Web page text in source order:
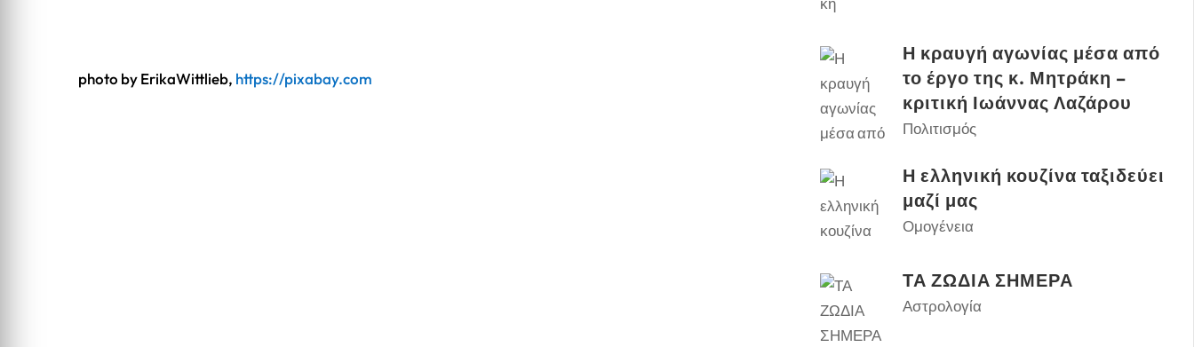
photo byErikaWittlieb, https://pixabay.com
Η κραυγή αγωνίας μέσα από
το έργο της κ. Μητράκη –
κριτική Ιωάννας Λαζάρου
Πολιτισμός
Η ελληνική κουζίνα ταξιδεύει
μαζί μας
Ομογένεια
ΤΑ ΖΩΔΙΑ ΣΗΜΕΡΑ
Αστρολογία